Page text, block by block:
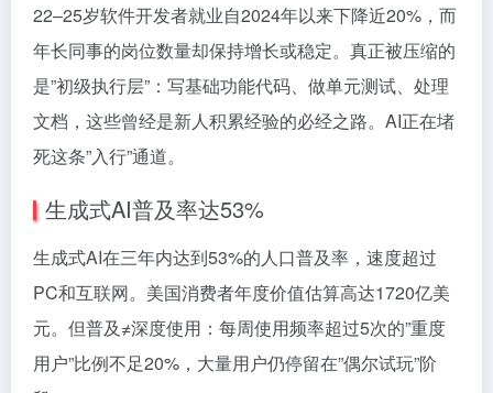
22–25岁软件开发者就业自2024年以来下降近20%，而
年长同事的岗位数量却保持增长或稳定。真正被压缩的
是”初级执行层”：写基础功能代码、做单元测试、处理
文档，这些曾经是新人积累经验的必经之路。AI正在堵
死这条”入行”通道。
生成式AI普及率达53%
生成式AI在三年内达到53%的人口普及率，速度超过
PC和互联网。美国消费者年度价值估算高达1720亿美
元。但普及≠深度使用：每周使用频率超过5次的”重度
用户”比例不足20%，大量用户仍停留在”偶尔试玩”阶